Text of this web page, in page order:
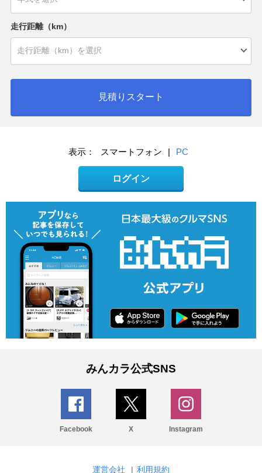
走行距離（km）
見積りスタート
表示： スマートフォン | PC
ログイン
みんカラ公式SNS
Facebook X Instagram
運営会社 | 利用規約